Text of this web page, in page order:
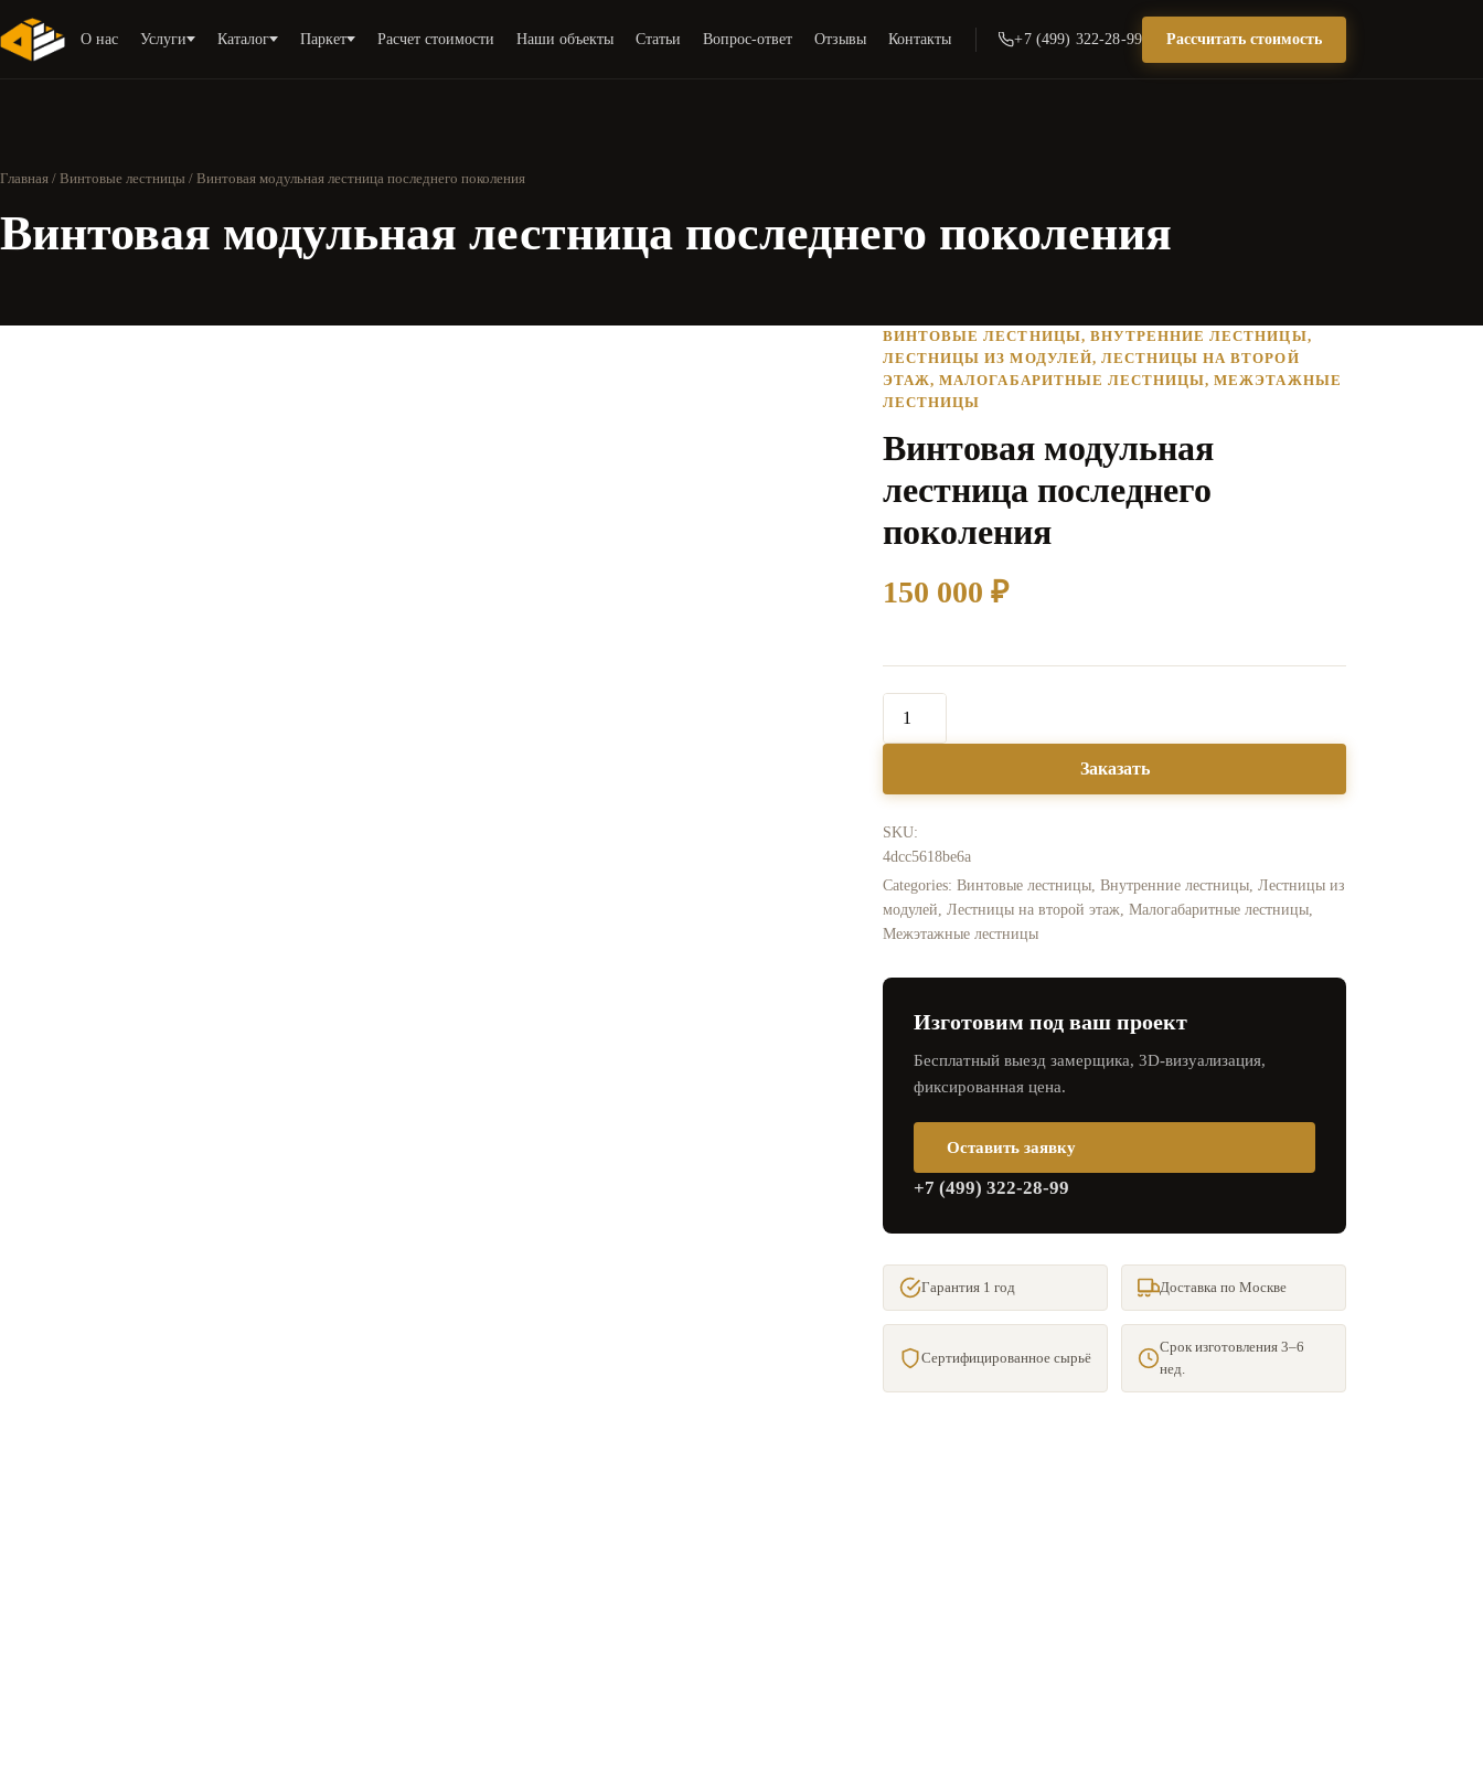
О нас Услуги Каталог Паркет Расчет стоимости Наши объекты Статьи Вопрос-ответ Отзывы Контакты +7 (499) 322-28-99 Рассчитать стоимость
Главная / Винтовые лестницы / Винтовая модульная лестница последнего поколения
Винтовая модульная лестница последнего поколения
ВИНТОВЫЕ ЛЕСТНИЦЫ, ВНУТРЕННИЕ ЛЕСТНИЦЫ,
ЛЕСТНИЦЫ ИЗ МОДУЛЕЙ, ЛЕСТНИЦЫ НА ВТОРОЙ
ЭТАЖ,МАЛОГАБАРИТНЫЕ ЛЕСТНИЦЫ,МЕЖЭТАЖНЫЕ
ЛЕСТНИЦЫ
Винтовая модульная
лестница последнего
поколения
150 000 ₽
Заказать
SKU:
4dcc5618be6a
Categories: Винтовые лестницы, Внутренние лестницы, Лестницы из
модулей, Лестницы на второй этаж, Малогабаритные лестницы,
Межэтажные лестницы
Изготовим под ваш проект
Бесплатный выезд замерщика, 3D‑визуализация,
фиксированная цена.
Оставить заявку
+7 (499) 322-28-99
Гарантия 1 год Доставка по Москве
Сертифицированное сырьё
Срок изготовления 3–6
нед.